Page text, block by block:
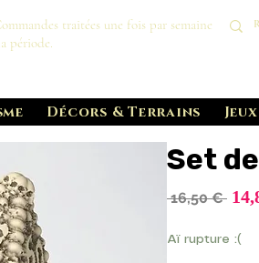
traitées une fois par semaine
période.
Décors & Terrains Jeux
Set
16,50 € Prix
Aï rupture :(